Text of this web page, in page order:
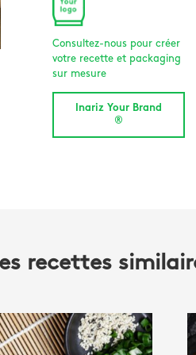
Consultez-nous pour créer
votre recette et packaging
sur mesure
Inariz Your Brand
®
recettes